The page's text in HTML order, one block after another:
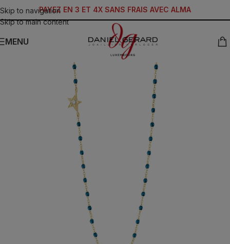
Skip to navigation
Skip to main content
PAYEZ EN 3 ET 4X SANS FRAIS AVEC ALMA
MENU